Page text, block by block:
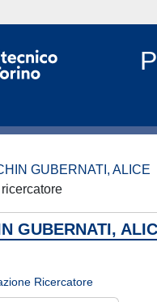
GUBERNATI, ALICE
GUBERNATI,
Ricercatore